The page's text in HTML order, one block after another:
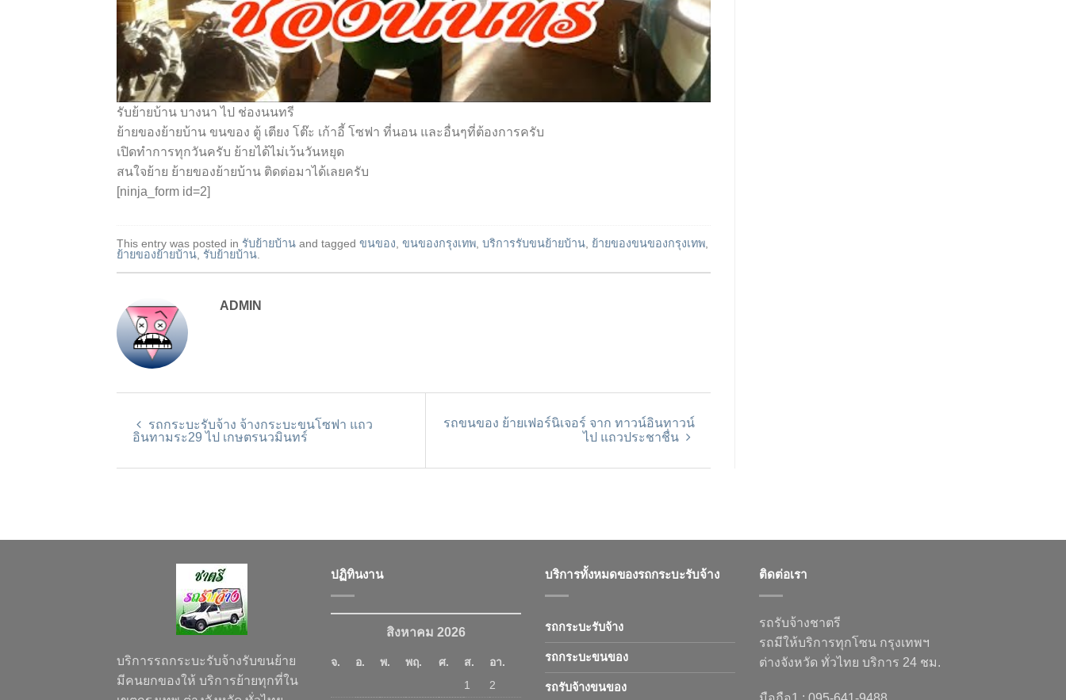
รับย้ายบ้าน บางนา ไป ช่องนนทรี
ย้ายของย้ายบ้าน ขนของ ตู้ เตียง โต๊ะ เก้าอี้ โซฟา ที่นอน และอื่นๆที่ต้องการครับ
เปิดทำการทุกวันครับ ย้ายได้ไม่เว้นวันหยุด
สนใจย้าย ย้ายของย้ายบ้าน ติดต่อมาได้เลยครับ
[ninja_form id=2]
This entry was posted in รับย้ายบ้าน and tagged ขนของ ขนของกรุงเทพ บริการรับขนย้ายบ้าน ย้ายของขนของกรุงเทพ
ย้ายของย้ายบ้าน รับย้ายบ้าน
ADMIN
รถกระบะรับจ้าง จ้างกระบะขนโซฟา แถว
อินทามระ29 ไป เกษตรนวมินทร์
รถขนของ ย้ายเฟอร์นิเจอร์ จาก ทาวน์อินทาวน์
ไป แถวประชาชื่น
บริการรถกระบะรับจ้างรับขนย้าย
มีคนยกของให้ บริการย้ายทุกที่ใน
ปฏิทินงาน
สิงหาคม 2026
จ. อ. พ. พฤ. ศ. ส.
อา.
1
2
บริการทั้งหมดของรถกระบะรับจ้าง
รถกระบะรับจ้าง
รถกระบะขนของ
รถรับจ้างขนของ
ติดต่อเรา
รถรับจ้างชาตรี
รถมีให้บริการทุกโซน กรุงเทพฯ
ต่างจังหวัด ทั่วไทย บริการ 24 ชม.